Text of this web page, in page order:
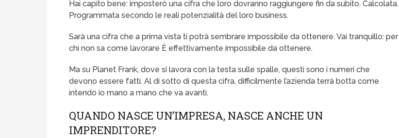
Hai capito bene: imposterò una cifra che loro dovranno raggiungere fin da subito. Calcolata.
Programmata secondo le reali potenzialità del loro business.
Sarà una cifra che a prima vista ti potrà sembrare impossibile da ottenere. Vai tranquillo: per
chi non sa come lavorare È effettivamente impossibile da ottenere.
Ma su Planet Frank, dove si lavora con la testa sulle spalle, questi sono i numeri che
devono essere fatti. Al di sotto di questa cifra, difficilmente l’azienda terrà botta come
intendo io mano a mano che va avanti.
QUANDO NASCE UN’IMPRESA, NASCE ANCHE UN
IMPRENDITORE?